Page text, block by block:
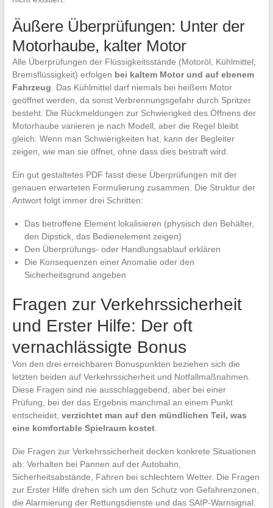
Äußere Überprüfungen: Unter der
Motorhaube, kalter Motor
Alle Überprüfungen der Flüssigkeitsstände (Motoröl, Kühlmittel,
Bremsflüssigkeit) erfolgen bei kaltem Motor und auf ebenem
Fahrzeug . Das Kühlmittel darf niemals bei heißem Motor
geöffnet werden, da sonst Verbrennungsgefahr durch Spritzer
besteht. Die Rückmeldungen zur Schwierigkeit des Öffnens der
Motorhaube variieren je nach Modell, aber die Regel bleibt
gleich: Wenn man Schwierigkeiten hat, kann der Begleiter
zeigen, wie man sie öffnet, ohne dass dies bestraft wird.
Ein gut gestaltetes PDF fasst diese Überprüfungen mit der
genauen erwarteten Formulierung zusammen. Die Struktur der
Antwort folgt immer drei Schritten:
Das betroffene Element lokalisieren (physisch den Behälter,
den Dipstick, das Bedienelement zeigen)
Den Überprüfungs- oder Handlungsablauf erklären
Die Konsequenzen einer Anomalie oder den
Sicherheitsgrund angeben
Fragen zur Verkehrssicherheit
und Erster Hilfe: Der oft
vernachlässigte Bonus
Von den drei erreichbaren Bonuspunkten beziehen sich die
letzten beiden auf Verkehrssicherheit und Notfallmaßnahmen.
Diese Fragen sind nie ausschlaggebend, aber bei einer
Prüfung, bei der das Ergebnis manchmal an einem Punkt
entscheidet, verzichtet man auf den mündlichen Teil, was
eine komfortable Spielraum kostet.
Die Fragen zur Verkehrssicherheit decken konkrete Situationen
ab: Verhalten bei Pannen auf der Autobahn,
Sicherheitsabstände, Fahren bei schlechtem Wetter. Die Fragen
zur Erster Hilfe drehen sich um den Schutz von Gefahrenzonen,
die Alarmierung der Rettungsdienste und das SAIP-Warnsignal.